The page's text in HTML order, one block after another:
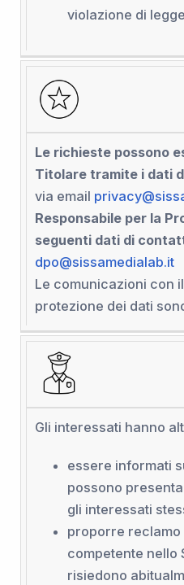
violazione di
Le richieste possono
Titolare tramite i dati
via email
Responsabile per la
seguenti dati di
dpo@sissamedialab.it
Le comunicazioni con
protezione dei dati
Gli interessati hanno
essere informati
possono
gli interessati
proporre
competente nello
risiedono